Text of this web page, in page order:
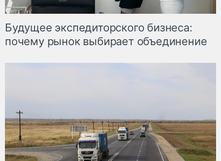
Будущее экспедиторского бизнеса:
почему рынок выбирает объединение